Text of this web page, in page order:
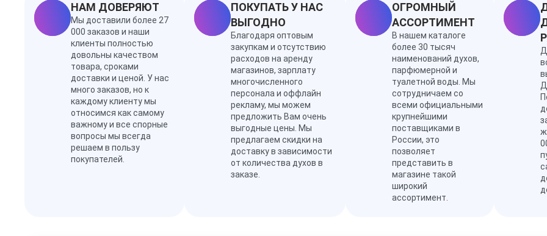
НАМ ДОВЕРЯЮТ
Мы доставили более 27
000 заказов и наши
клиенты полностью
довольны качеством
товара, сроками
доставки и ценой. У нас
много заказов, но к
каждому клиенту мы
относимся как самому
важному и все спорные
вопросы мы всегда
решаем в пользу
покупателей.
ПОКУПАТЬ У НАС
ВЫГОДНО
Благодаря оптовым
закупкам и отсутствию
расходов на аренду
магазинов, зарплату
многочисленного
персонала и оффлайн
рекламу, мы можем
предложить Вам очень
выгодные цены. Мы
предлагаем скидки на
доставку в зависимости
от количества духов в
заказе.
ОГРОМНЫЙ
АССОРТИМЕНТ
В нашем каталоге
более 30 тысяч
наименований духов,
парфюмерной и
туалетной воды. Мы
сотрудничаем со
всеми официальными
крупнейшими
поставщиками в
России, это
позволяет
представить в
магазине такой
широкий
ассортимент.